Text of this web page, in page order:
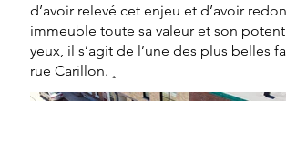
d’avoir relevé cet enjeu et d’avoir
immeuble toute sa valeur et son
yeux, il s’agit de l’une des plus belles
rue Carillon. ¸